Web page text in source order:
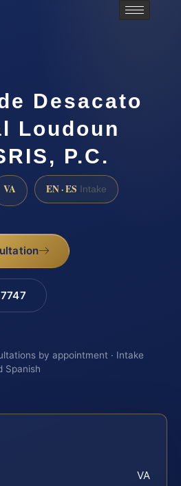
Desacato
Loudoun
P.C.
VA EN · ES Intake
by appointment · Intake
Spanish
VA